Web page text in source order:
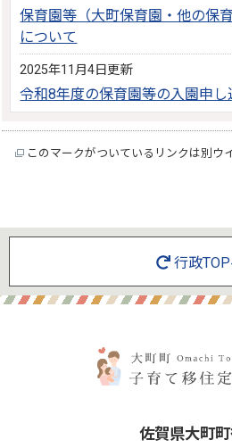
保育園等（大町保育園・他の保
について
2025年11月4日更新
令和8年度の保育園等の入園申
このマークがついているリンクは別ウ
行政TOP
佐賀県大町